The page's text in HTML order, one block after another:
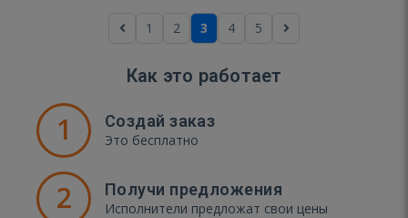
1 2 3 4 5
Как это работает
1 Создай заказ
Это бесплатно
2 Получи предложения
Исполнители предложат свои цены